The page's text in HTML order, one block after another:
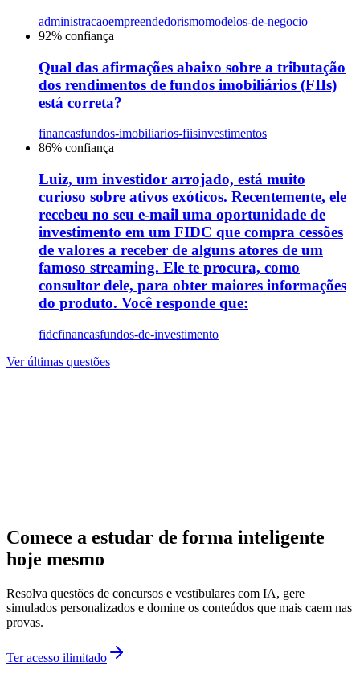
administracaoempreendedorismomodelos-de-negocio
92% confiança
Qual das afirmações abaixo sobre a tributação
dos rendimentos de fundos imobiliários (FIIs)
está correta?
financasfundos-imobiliarios-fiisinvestimentos
86% confiança
Luiz, um investidor arrojado, está muito
curioso sobre ativos exóticos. Recentemente, ele
recebeu no seu e-mail uma oportunidade de
investimento em um FIDC que compra cessões
de valores a receber de alguns atores de um
famoso streaming. Ele te procura, como
consultor dele, para obter maiores informações
do produto. Você responde que:
fidcfinancasfundos-de-investimento
Ver últimas questões
Comece a estudar de forma inteligente
hoje mesmo
Resolva questões de concursos e vestibulares com IA, gere
simulados personalizados e domine os conteúdos que mais caem nas
provas.
Ter acesso ilimitado